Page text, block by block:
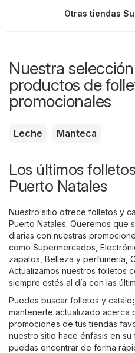
Otras tiendas
Nuestra
productos de
promocionales
Leche Manteca
Los últimos
Puerto Natales
Nuestro sitio ofrece folletos y
Puerto Natales. Queremos que
diarias con nuestras
como Supermercados
zapatos Belleza y perfumería
Actualizamos nuestros folletos
siempre estés al día con las
Puedes buscar folletos y
mantenerte actualizado acerca
promociones de tus tiendas
nuestro sitio hace énfasis en
puedas encontrar de forma